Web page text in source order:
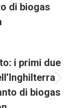
di biogas
i primi due
di biogas